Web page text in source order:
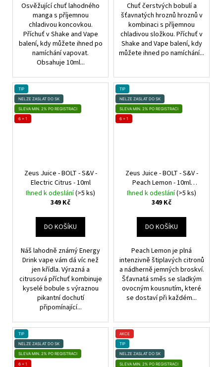
Osvěžující chuť lahodného
manga s příjemnou
chladivou koncovkou.
Příchuť v Shake and Vape
balení, kdy můžete ihned po
namíchání vapovat.
Obsahuje 10ml...
Chuť čerstvých bobulí a
šťavnatých hroznů hroznů v
kombinaci s příjemnou
chladivou složkou. Příchuť v
Shake and Vape balení, kdy
můžete ihned po namíchání...
TIP
NELZE ZASLAT DO SK
SLEVA MIN. 2% PO REGISTRACI
6 + 1
Zeus Juice - BOLT - S&V -
Electric Citrus - 10ml
Ihned k odeslání(>5 ks)
349 Kč
DO KOŠÍKU
Náš lahodně známý Energy
Drink vape vám dá víc než
jen křídla. Výrazná a
citrusová příchuť kombinuje
kyselé bobule s výraznou
pikantní dochutí
připomínající...
TIP
NELZE ZASLAT DO SK
SLEVA MIN. 2% PO REGISTRACI
6 + 1
Zeus Juice - BOLT - S&V -
Peach Lemon - 10ml
Citrón, Broskev
Ihned k odeslání(>5 ks)
349 Kč
DO KOŠÍKU
Peach Lemon je plná
intenzivně štiplavých citronů
a nádherně jemných broskví.
Šťavnatá směs se sladkým
ovocným kousnutím, které
se dostaví při každém...
TIP
NELZE ZASLAT DO SK
SLEVA MIN. 2% PO REGISTRACI
6 + 1
AKCE
TIP
NELZE ZASLAT DO SK
SLEVA MIN. 2% PO REGISTRACI